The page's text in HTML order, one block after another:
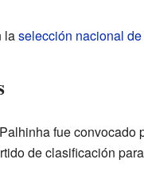
laselección nacional
fue convocado
de clasificación